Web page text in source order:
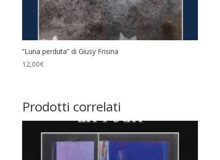
“Luna perduta” di Giusy Frisina
12,00€
Prodotti correlati